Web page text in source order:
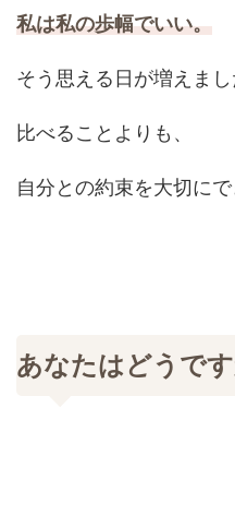
私は私の歩幅でいい。
そう思える日が増えまし
比べることよりも、
自分との約束を大切に
あなたはどうで